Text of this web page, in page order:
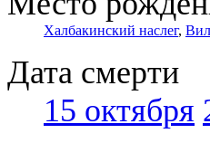
Халбакинский наслег,
Дата смерти
15 октября